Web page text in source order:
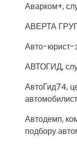
Аварком+,
АВЕРТА
Авто-юрист-
АВТОГИД,
АвтоГид74,
Автодемп,
подбору